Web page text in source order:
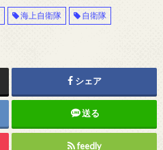
海上自衛隊
自衛隊
シェア
送る
feedly